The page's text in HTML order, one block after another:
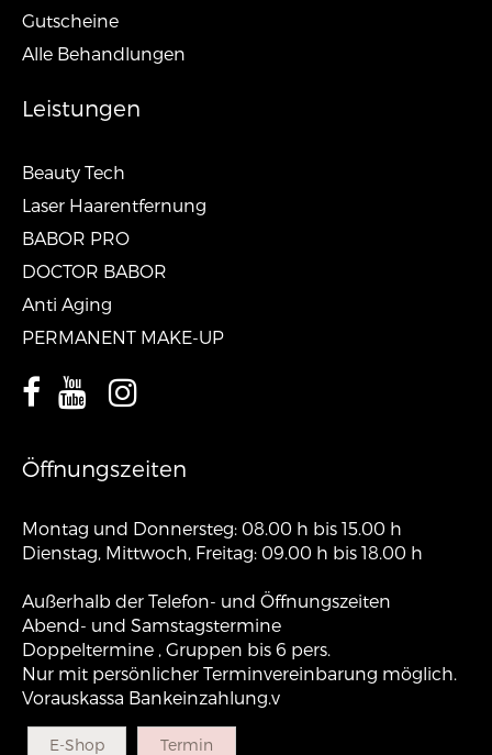
Gutscheine
Alle Behandlungen
Leistungen
Beauty Tech
Laser Haarentfernung
BABOR PRO
DOCTOR BABOR
Anti Aging
PERMANENT MAKE-UP
Öffnungszeiten
Montag und Donnersteg: 08.00 h bis 15.00 h
Dienstag, Mittwoch, Freitag: 09.00 h bis 18.00 h
Außerhalb der Telefon- und Öffnungszeiten
Abend- und Samstagstermine
Doppeltermine , Gruppen bis 6 pers.
Nur mit persönlicher Terminvereinbarung möglich.
Vorauskassa Bankeinzahlung.v
E-Shop Termin